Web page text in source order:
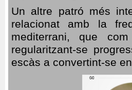
Un altre patró més
relacionat amb la
mediterrani, que
regularitzant-se
escàs a convertint-se